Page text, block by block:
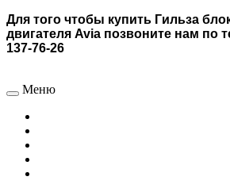
Для того чтобы купить Гильза
двигателя Avia позвоните нам по
137-76-26
Меню